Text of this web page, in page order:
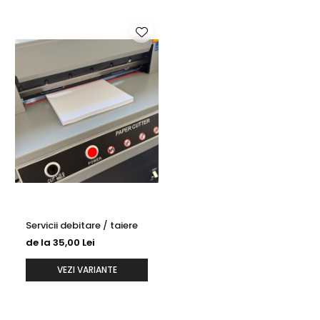
Cartonul texturat oferă profunzime și personalitate fiecărui
proiect. Suprafața sa reliefată adaugă un efect vizual și
tactil care transmite rafinament.
Recomandat pentru:
✔ Tipărire invitații de nuntă elegante
✔ Diplome și certificate premium
✔ Coperți pentru mape și prezentări
Imprimăm astfel încât textura să fie pusă în valoare, fără
să încarce designul. Alegem setări și tehnici potrivite
fiecărui tip de carton pentru a obține un rezultat clar,
Servicii debitare / taiere
de la 35,00 Lei
VEZI VARIANTE